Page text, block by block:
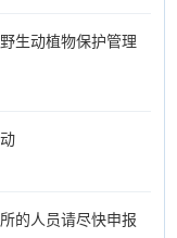
生动植物保护管理
的人员请尽快申报